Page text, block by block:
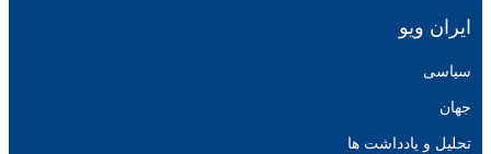
ایران ویو
سیاسی
جهان
تحلیل و یادداشت ها